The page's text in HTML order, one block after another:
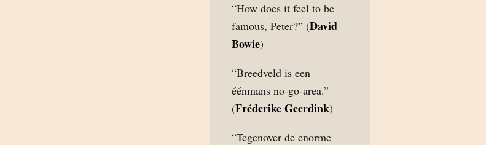
“How does it feel to be
famous, Peter?” (David
Bowie)
“Breedveld is een
éénmans no-go-area.”
(Fréderike Geerdink)
“Tegenover de enorme